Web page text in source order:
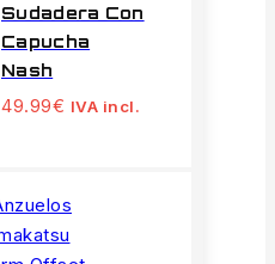
Sudadera Con
Capucha
Nash
49.99€ IVA incl.